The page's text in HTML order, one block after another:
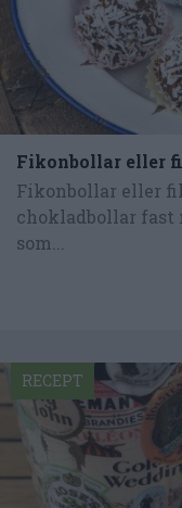
Fikonbollar eller
Fikonbollar eller
chokladbollar fast
som...
RECEPT